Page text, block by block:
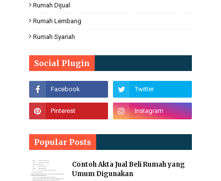
Rumah Dijual
Rumah Lembang
Rumah Syariah
Social Plugin
Popular Posts
Contoh Akta Jual Beli Rumah yang
Umum Digunakan